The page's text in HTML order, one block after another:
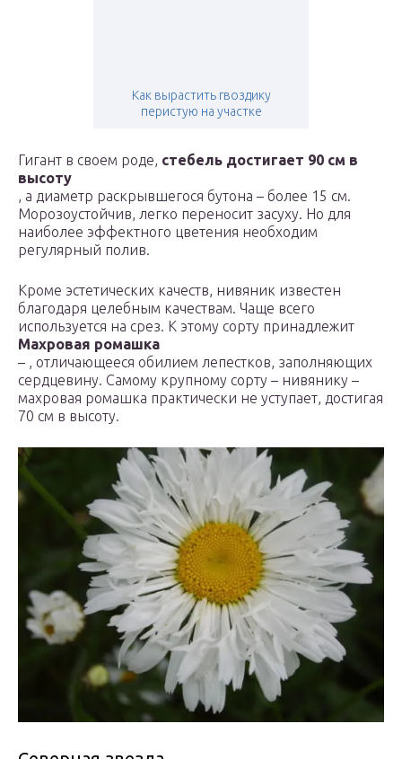
Как вырастить гвоздику
перистую на участке
Гигант в своем роде, стебель достигает 90 см в
высоту
, а диаметр раскрывшегося бутона – более 15 см.
Морозоустойчив, легко переносит засуху. Но для
наиболее эффектного цветения необходим
регулярный полив.
Кроме эстетических качеств, нивяник известен
благодаря целебным качествам. Чаще всего
используется на срез. К этому сорту принадлежит
Махровая ромашка
– , отличающееся обилием лепестков, заполняющих
сердцевину. Самому крупному сорту – нивянику –
махровая ромашка практически не уступает, достигая
70 см в высоту.